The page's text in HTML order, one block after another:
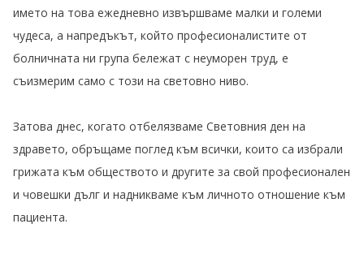
името на това ежедневно извършваме малки и големи
чудеса, а напредъкът, който професионалистите от
болничната ни група бележат с неуморен труд, е
съизмерим само с този на световно ниво.
Затова днес, когато отбелязваме Световния ден на
здравето, обръщаме поглед към всички, които са избрали
грижата към обществото и другите за свой професионален
и човешки дълг и надникваме към личното отношение към
пациента.